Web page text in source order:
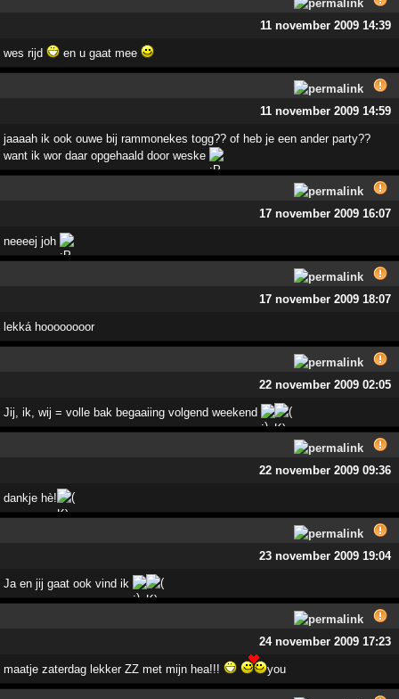
11 november 2009 14:39
wes rijd en u gaat mee
11 november 2009 14:59
jaaaah ik ook ouwe bij rammonekes togg?? of heb je een ander party??
want ik wor daar opgehaald door weske
17 november 2009 16:07
neeeej joh
17 november 2009 18:07
lekká hoooooooor
22 november 2009 02:05
Jij, ik, wij = volle bak begaaiing volgend weekend
22 november 2009 09:36
dankje hè!
23 november 2009 19:04
Ja en jij gaat ook vind ik
24 november 2009 17:23
maatje zaterdag lekker ZZ met mijn hea!!! you